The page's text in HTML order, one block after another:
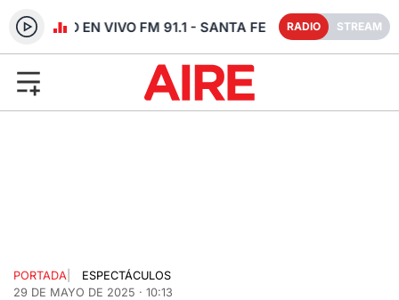
RADIO EN VIVO FM 91.1 - SANTA FE RADIO STREAM
PORTADA
ESPECTÁCULOS
29 DE MAYO DE 2025 · 10:13